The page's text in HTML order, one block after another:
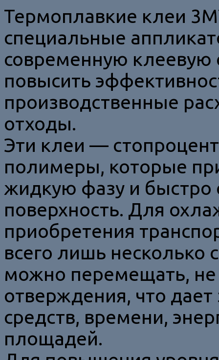
Термоплавкие клеи
специальные
современную клеевую
повысить
производственные
отходы.
Эти клеи —
полимеры, которые
жидкую фазу и
поверхность. Для
приобретения
всего лишь несколько
можно перемещать, не
отверждения, что
средств, времени,
площадей.